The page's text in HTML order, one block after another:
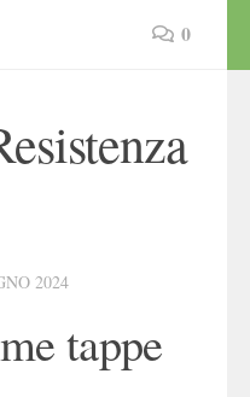
0
2024
tappe